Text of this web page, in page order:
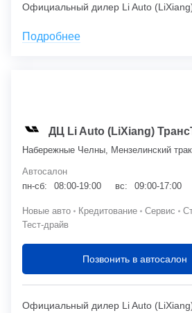
Официальный дилер Li Auto
Подробнее
ДЦ Li Auto (LiXiang)
Набережные Челны, Мензелинский
Автосалон
пн-сб:
08:00-19:00 вс: 09:00-17:00
Новые авто Кредитование Сервис
Тест-драйв
Позвонить в автосалон
Официальный дилер Li Auto